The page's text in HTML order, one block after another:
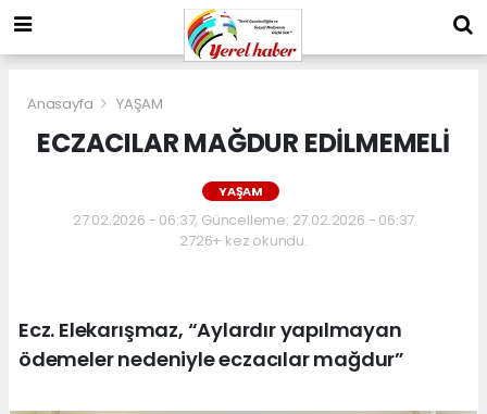
Anasayfa YAŞAM
ECZACILAR MAĞDUR EDİLMEMELİ
YAŞAM
27.02.2026 - 06:37, Güncelleme: 27.02.2026 - 06:37
2726+ kez okundu.
Ecz. Elekarışmaz, “Aylardır yapılmayan
ödemeler nedeniyle eczacılar mağdur”